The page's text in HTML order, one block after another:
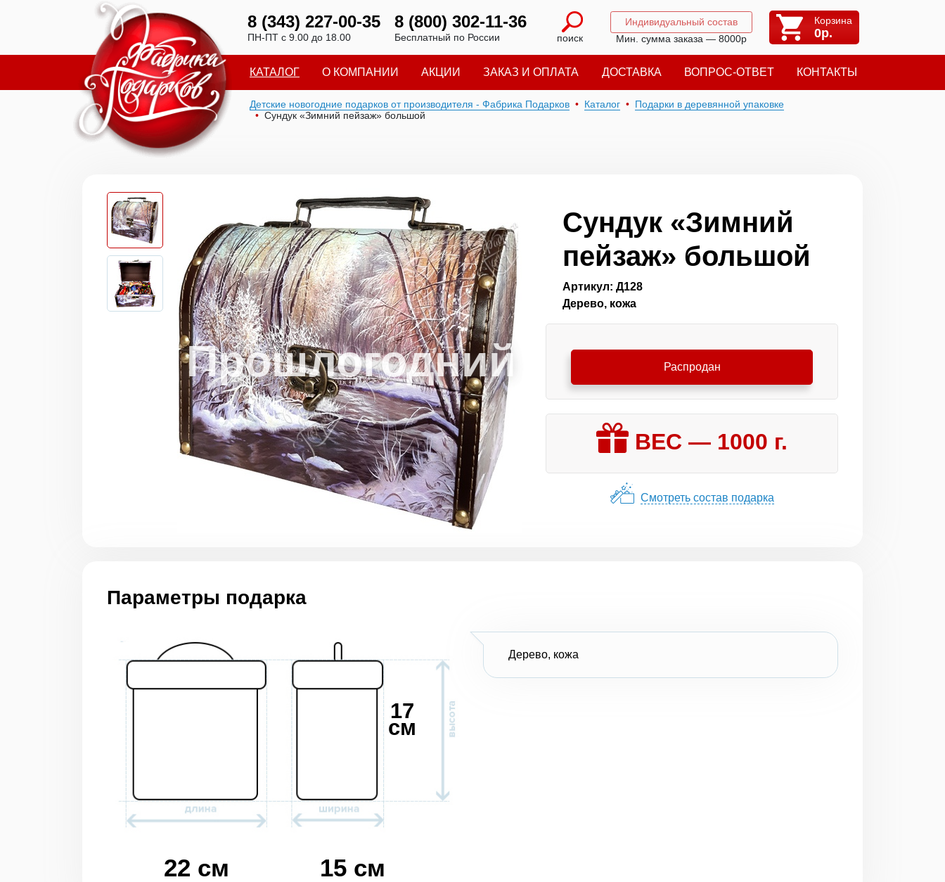
8 (343) 227-00-35
ПН-ПТ с 9.00 до 18.00
8 (800) 302-11-36
Бесплатный по России поиск
Индивидуальный состав
Мин. сумма заказа — 8000р
Корзина
0р.
КАТАЛОГ О КОМПАНИИ АКЦИИ ЗАКАЗ И ОПЛАТА ДОСТАВКА ВОПРОС-ОТВЕТ КОНТАКТЫ
Детские новогодние подарков от производителя - Фабрика Подарков Каталог
Подарки в деревянной упаковке
Сундук «Зимний пейзаж» большой
Сундук «Зимний
пейзаж» большой
Артикул: Д128
Дерево, кожа
Распродан
ВЕС — 1000 г.
Смотреть состав подарка
Параметры подарка
22 см 15 см
17
см
Дерево, кожа